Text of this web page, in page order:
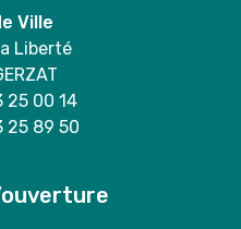
Ville
Liberté
25 00 14
25 89 50